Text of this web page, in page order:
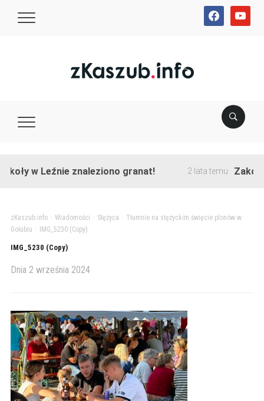
facebookyoutube
w Leźnie znaleziono granat! 2 lata temu
zKaszub.info> Wiadomości Stężyca
Tłumnie na stężyckim święcie plonów w
Gołubiu
IMG_5230 (Copy)
IMG_5230 (Copy)
Dnia 2 września 2024